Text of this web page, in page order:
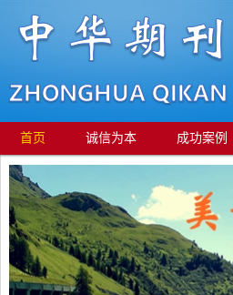
首页 诚信为本 成功案例